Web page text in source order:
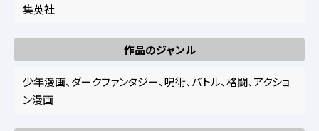
集英社
作品のジャンル
少年漫画、ダークファンタジー、呪術、バトル、格闘、アクショ
ン漫画